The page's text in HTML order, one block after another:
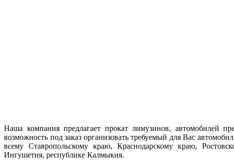
Наша компания предлагает прокат лимузинов, автомобилей
возможность под заказ организовать требуемый для Вас
всему Ставропольскому краю, Краснодарскому краю,
Ингушетия, республике Калмыкия.